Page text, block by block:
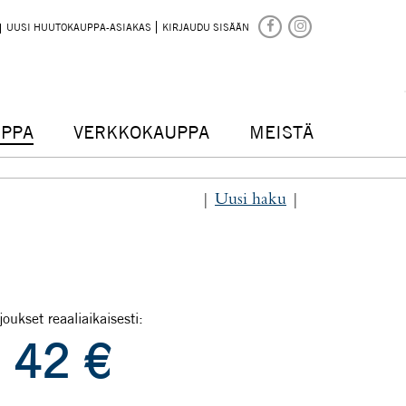
UUSI HUUTOKAUPPA-ASIAKAS KIRJAUDU SISÄÄN
VERKKOKAUPPA MEISTÄ
Uusi haku
reaaliaikaisesti:
42 €